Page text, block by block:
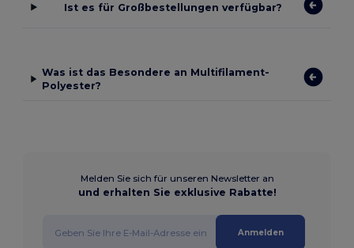
Ist es für Großbestellungen verfügbar?
Was ist das Besondere an Multifilament-
Polyester?
Melden Sie sich für unseren Newsletter an
und erhalten Sie exklusive Rabatte!
Anmelden